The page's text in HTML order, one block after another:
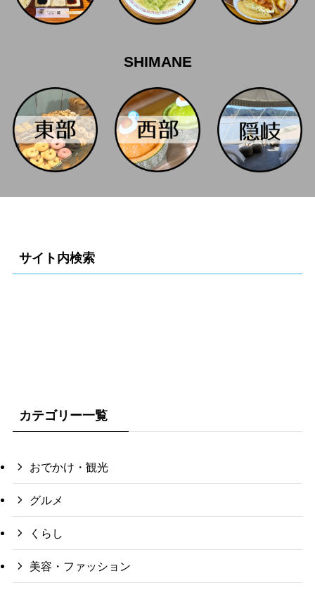
SHIMANE
サイト内検索
カテゴリー一覧
おでかけ・観光
グルメ
くらし
美容・ファッション